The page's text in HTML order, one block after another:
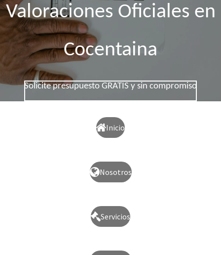
Valoraciones Oficiales en
Cocentaina
Solicite presupuesto GRATIS y sin compromiso
Inicio
Nosotros
Servicios